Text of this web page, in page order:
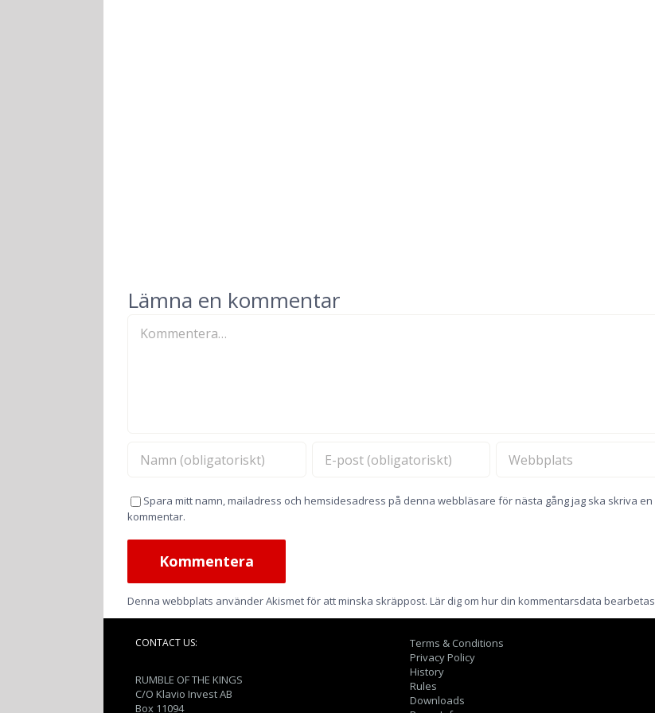
Lämna en kommentar
Spara mitt namn, mailadress och hemsidesadress på denna webbläsare för nästa gång jag ska skriva en
kommentar.
Denna webbplats använder Akismet för att minska skräppost. Lär dig om hur din kommentarsdata bearbetas
CONTACT US:
RUMBLE OF THE KINGS
C/O Klavio Invest AB
Box 11094
Terms & Conditions
Privacy Policy
History
Rules
Downloads